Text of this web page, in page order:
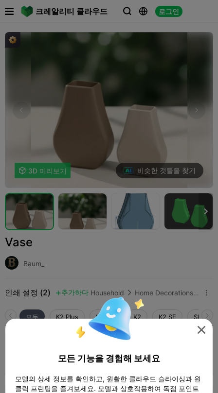
크레알리티 클라우드   로그인
 
 3D 미리보기 비슷한 것들을 찾기

Vase
Baum_
인쇄 설정 (2)  추가하다 Household  Home Decorations & Ornaments 
모두 K2 Plus K2 Pro K2 K2 SE
 04h 36m  1 플레이트

모든 기능을 경험해 보세요
모델의 상세 정보를 확인하고, 원활한 클라우드 슬라이싱과 원
클릭 프린팅을 즐겨보세요. 모델과 상호작용하여 독점 포인트